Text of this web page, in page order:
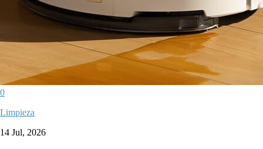
0
Limpieza
14 Jul, 2026